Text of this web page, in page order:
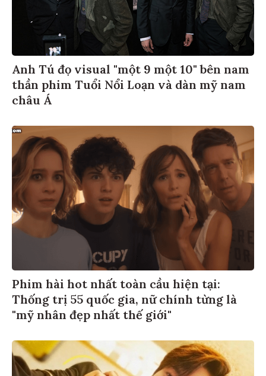
Anh Tú đọ visual "một 9 một 10" bên nam
thần phim Tuổi Nổi Loạn và dàn mỹ nam
châu Á
Phim hài hot nhất toàn cầu hiện tại:
Thống trị 55 quốc gia, nữ chính từng là
"mỹ nhân đẹp nhất thế giới"